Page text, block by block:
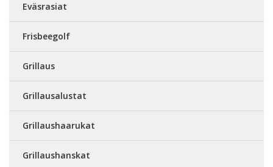
Eväsrasiat
Frisbeegolf
Grillaus
Grillausalustat
Grillaushaarukat
Grillaushanskat